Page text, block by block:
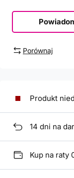
Porównaj
Produkt
14 dni na
Kup na raty